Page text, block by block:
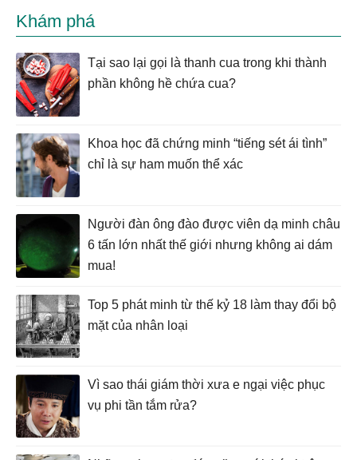
Khám phá
Tại sao lại gọi là thanh cua trong khi thành
phần không hề chứa cua?
Khoa học đã chứng minh “tiếng sét ái tình”
chỉ là sự ham muốn thể xác
Người đàn ông đào được viên dạ minh châu
6 tấn lớn nhất thế giới nhưng không ai dám
mua!
Top 5 phát minh từ thế kỷ 18 làm thay đổi bộ
mặt của nhân loại
Vì sao thái giám thời xưa e ngại việc phục
vụ phi tần tắm rửa?